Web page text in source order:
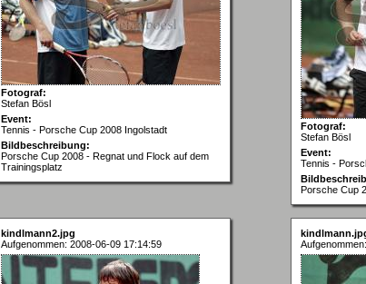
Fotograf:
Stefan Bösl
Event:
Tennis - Porsche Cup 2008 Ingolstadt
Bildbeschreibung:
Porsche Cup 2008 - Regnat und Flock auf dem
Trainingsplatz
Fotograf:
Stefan Bösl
Event:
Tennis -
Porsche Cup
kindlmann2.jpg
Aufgenommen: 2008-06-09 17:14:59